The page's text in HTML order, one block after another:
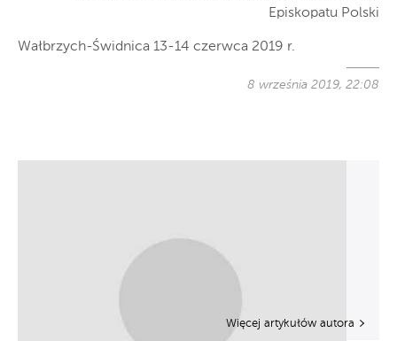
Episkopatu Polski
Wałbrzych-Świdnica 13-14 czerwca 2019 r.
8 września 2019, 22:08
Więcej artykułów autora